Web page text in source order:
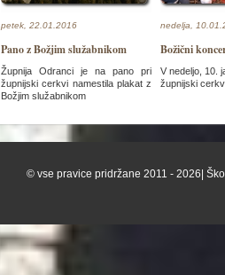
petek, 22.01.2016
Pano z Božjim služabnikom
Župnija Odranci je na pano pri
župnijski cerkvi namestila plakat z
Božjim služabnikom
nedelja,
Božični
V nedeljo, 10.
župnijski
© vse pravice pridržane 2011 - 2026|